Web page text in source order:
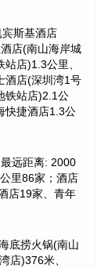
斯基酒店
店(南山海岸城
店)1.3公里、
酒店(深圳湾1号
铁站店)2.1公
快捷酒店1.3公
远距离: 2000
里86家；酒店
店19家、青年
底捞火锅(南山
店)376米、